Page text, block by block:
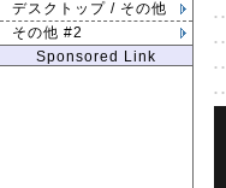
デスクトップ / その他
その他 #2
Sponsored Link